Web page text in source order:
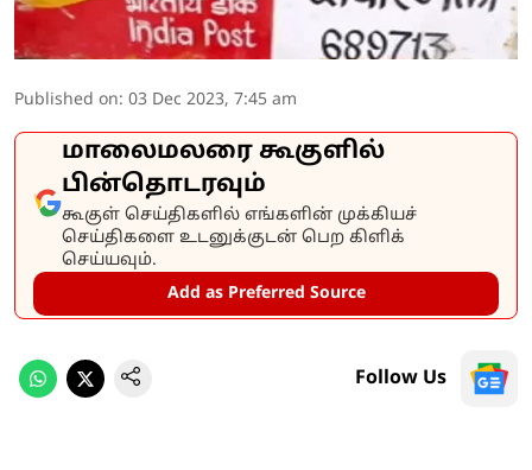
Published on: 03 Dec 2023, 7:45 am
மாலைமலரை கூகுளில்
பின்தொடரவும்
கூகுள் செய்திகளில் எங்களின் முக்கியச்
செய்திகளை உடனுக்குடன் பெற கிளிக்
செய்யவும்.
Add as Preferred Source
Follow Us